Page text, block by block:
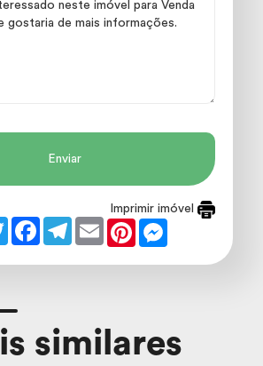
Enviar
Imprimir imóvel
TwitterFacebookTelegram
Email PinterestMessenger
similares